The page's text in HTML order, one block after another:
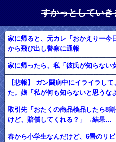
すかっとしてい
家に帰ると、元カレ「おかえりー
から飛び出し警察に通報
家に帰ったら、私「彼氏が知らな
【悲報】 ガン闘病中にイライラし
た。娘「私が何も知らないと思うな
取引先「おたくの商品検品したら8
けど、賠償してくれる？」→結果…
春から小学生なんだけど、6畳のリ